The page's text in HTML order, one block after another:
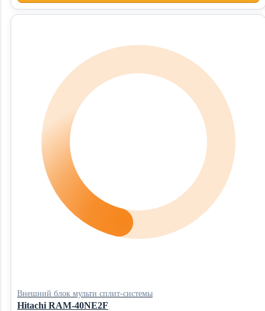
Внешний блок мульти сплит-системы
Hitachi RAM-40NE2F